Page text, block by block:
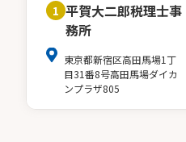
1 平賀大二郎税理士事
務所
東京都新宿区高田馬場1丁
目31番8号高田馬場ダイカ
ンプラザ805